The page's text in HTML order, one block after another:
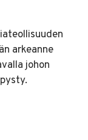
arkeanne
johon